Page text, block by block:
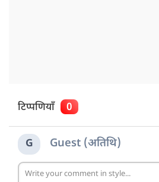
टिप्पणियाँ 0
G Guest (अतिथि)